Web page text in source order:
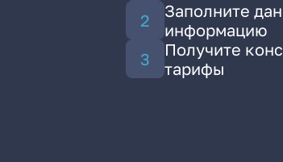
Заполните
информацию
Получите
тарифы